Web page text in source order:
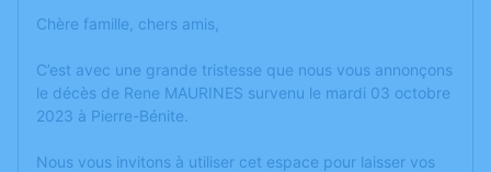
Chère famille, chers amis,
C’est avec une grande tristesse que nous vous annonçons
le décès de Rene MAURINES survenu le mardi 03 octobre
2023 à Pierre-Bénite.
Nous vous invitons à utiliser cet espace pour laisser vos